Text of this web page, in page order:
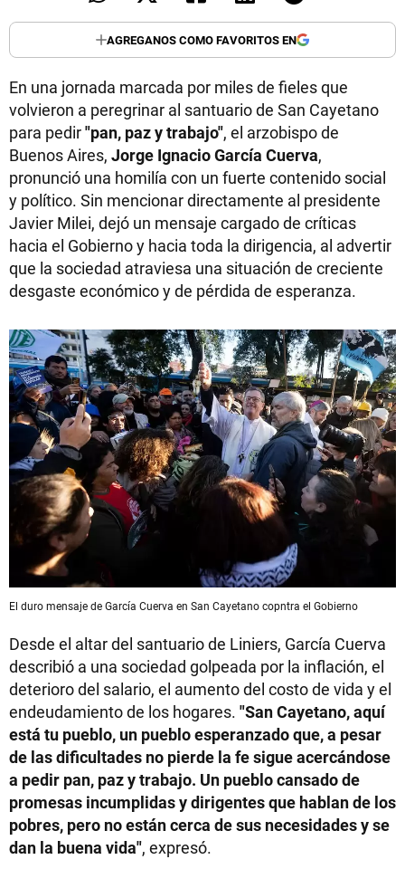
AGREGANOS COMO FAVORITOS EN
En una jornada marcada por miles de fieles que
volvieron a peregrinar al santuario de San Cayetano
para pedir"pan, paz y trabajo", el arzobispo de
Buenos Aires, Jorge Ignacio García Cuerva,
pronunció una homilía con un fuerte contenido social
y político. Sin mencionar directamente al presidente
Javier Milei, dejó un mensaje cargado de críticas
hacia el Gobierno y hacia toda la dirigencia, al advertir
que la sociedad atraviesa una situación de creciente
desgaste económico y de pérdida de esperanza.
El duro mensaje de García Cuerva en San Cayetano copntra el Gobierno
Desde el altar del santuario de Liniers, García Cuerva
describió a una sociedad golpeada por la inflación, el
deterioro del salario, el aumento del costo de vida y el
endeudamiento de los hogares. "San Cayetano, aquí
está tu pueblo, un pueblo esperanzado que, a pesar
de las dificultades no pierde la fe sigue acercándose
a pedir pan, paz y trabajo. Un pueblo cansado de
promesas incumplidas y dirigentes que hablan de los
pobres, pero no están cerca de sus necesidades y se
dan la buena vida", expresó.